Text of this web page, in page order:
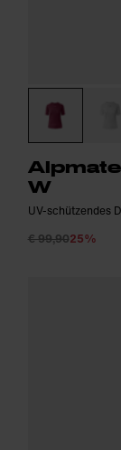
W
UV-schützendes
€ 99,9025%